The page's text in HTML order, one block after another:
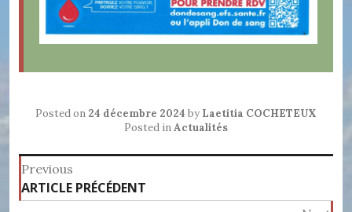
Posted on 24 décembre 2024 by Laetitia COCHETEUX
Posted inActualités
Navigation
de
Previous
Previous
post:
ARTICLE PRÉCÉDENT